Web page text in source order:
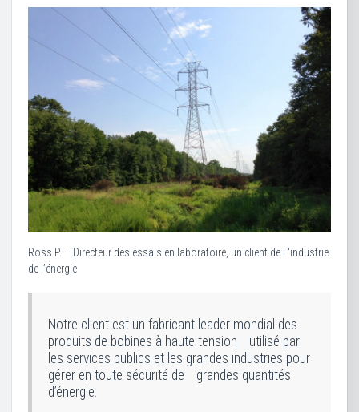
Ross P. – Directeur des essais en laboratoire, un client de I ‘industrie
de l’énergie
Notre client est un fabricant leader mondial des
produits de bobines à haute tension utilisé par
les services publics et les grandes industries pour
gérer en toute sécurité de grandes quantités
d’énergie.